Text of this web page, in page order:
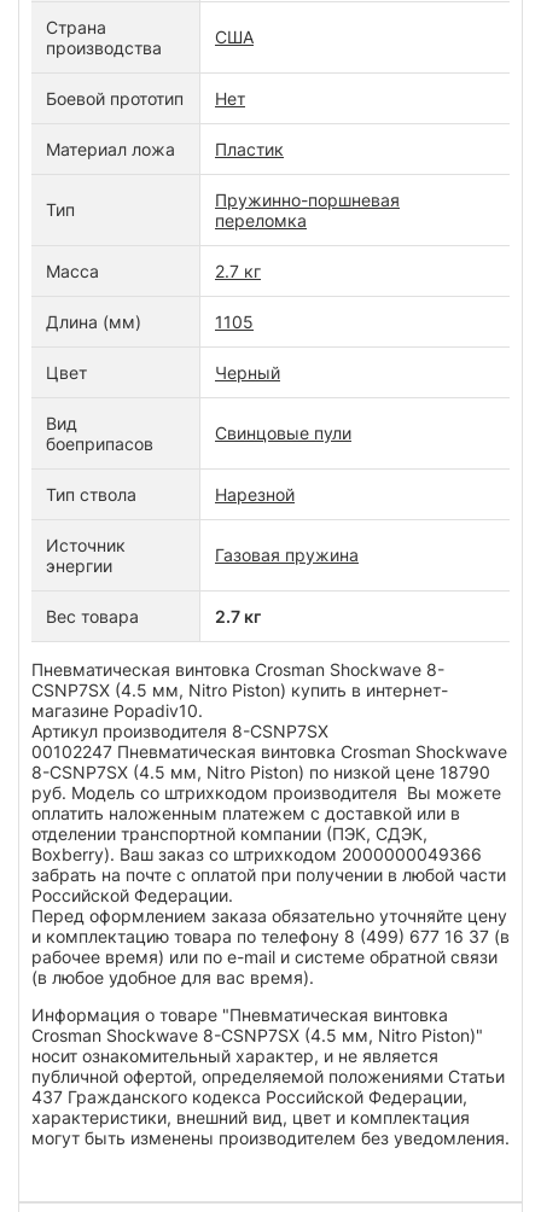
Страна
производства
США
Боевой прототип Нет
Материал ложа Пластик
Тип
Пружинно-поршневая
переломка
Масса 2.7 кг
Длина (мм) 1105
Цвет Черный
Вид
боеприпасов
Свинцовые пули
Тип ствола Нарезной
Источник
энергии
Газовая пружина
Вес товара 2.7 кг
Пневматическая винтовка Crosman Shockwave 8-
CSNP7SX (4.5 мм, Nitro Piston) купить в интернет-
магазине Popadiv10.
Артикул производителя 8-CSNP7SX
00102247 Пневматическая винтовка Crosman Shockwave
8-CSNP7SX (4.5 мм, Nitro Piston) по низкой цене 18790
руб. Модель со штрихкодом производителя Вы можете
оплатить наложенным платежем с доставкой или в
отделении транспортной компании (ПЭК, СДЭК,
Boxberry). Ваш заказ со штрихкодом 2000000049366
забрать на почте с оплатой при получении в любой части
Российской Федерации.
Перед оформлением заказа обязательно уточняйте цену
и комплектацию товара по телефону 8 (499) 677 16 37 (в
рабочее время) или по e-mail и системе обратной связи
(в любое удобное для вас время).
Информация о товаре "Пневматическая винтовка
Crosman Shockwave 8-CSNP7SX (4.5 мм, Nitro Piston)"
носит ознакомительный характер, и не является
публичной офертой, определяемой положениями Статьи
437 Гражданского кодекса Российской Федерации,
характеристики, внешний вид, цвет и комплектация
могут быть изменены производителем без уведомления.